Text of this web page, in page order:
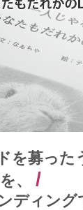
を募った
を、 /
ディング